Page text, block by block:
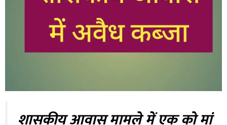
शासकीय आवास मामले में एक को मां